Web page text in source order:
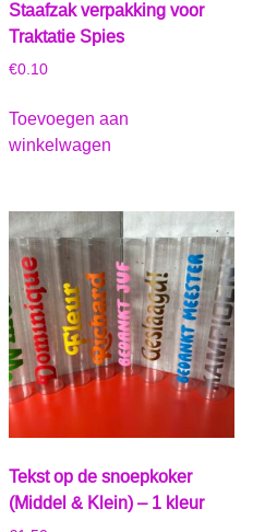
Staafzak verpakking voor
Traktatie Spies
€0.10
Toevoegen aan
winkelwagen
Tekst op de snoepkoker
(Middel & Klein) – 1 kleur